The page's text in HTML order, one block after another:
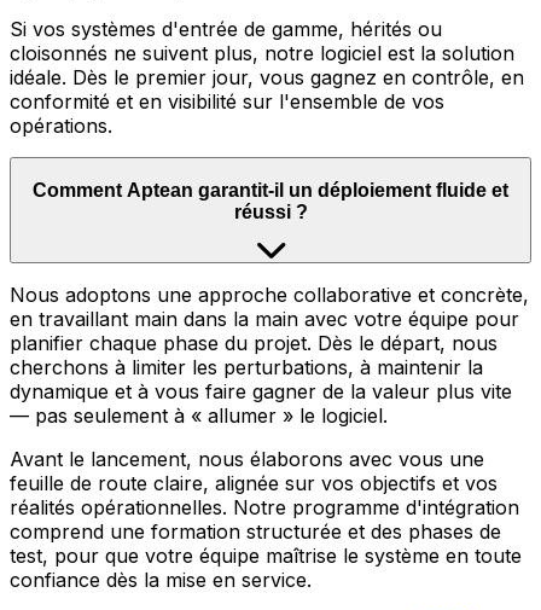
Si vos systèmes d'entrée de gamme, hérités ou
cloisonnés ne suivent plus, notre logiciel est la solution
idéale. Dès le premier jour, vous gagnez en contrôle, en
conformité et en visibilité sur l'ensemble de vos
opérations.
Comment Aptean garantit-il un déploiement fluide et
réussi ?
Nous adoptons une approche collaborative et concrète,
en travaillant main dans la main avec votre équipe pour
planifier chaque phase du projet. Dès le départ, nous
cherchons à limiter les perturbations, à maintenir la
dynamique et à vous faire gagner de la valeur plus vite
— pas seulement à « allumer » le logiciel.
Avant le lancement, nous élaborons avec vous une
feuille de route claire, alignée sur vos objectifs et vos
réalités opérationnelles. Notre programme d'intégration
comprend une formation structurée et des phases de
test, pour que votre équipe maîtrise le système en toute
confiance dès la mise en service.